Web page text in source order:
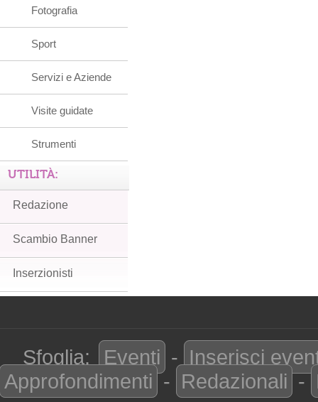
Fotografia
Sport
Servizi e Aziende
Visite guidate
Strumenti
UTILITÀ:
Redazione
Scambio Banner
Inserzionisti
Sfoglia: Eventi - Inserisci
Approfondimenti - Redazionali -